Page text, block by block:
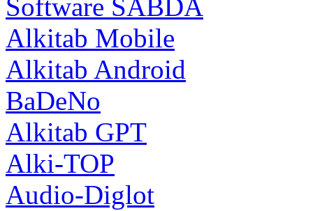
Software SABDA
Alkitab Mobile
Alkitab Android
BaDeNo
Alkitab GPT
Alki-TOP
Audio-Diglot